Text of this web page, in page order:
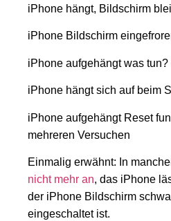
iPhone hängt, Bildschirm
iPhone Bildschirm
iPhone aufgehängt was
iPhone hängt sich auf beim
iPhone aufgehängt Reset
mehreren Versuchen
Einmalig erwähnt: In
nicht mehr an, das iPhone
der iPhone Bildschirm
eingeschaltet ist.